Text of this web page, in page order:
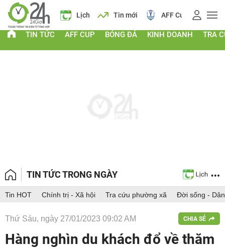
Lịch Tin mới AFF Cup Giá vàng
TIN TỨC AFF CUP BÓNG ĐÁ KINH DOANH TRA
TIN TỨC TRONG NGÀY
Tin HOT Chính trị - Xã hội Tra cứu phường xã Đời sống -
Thứ Sáu, ngày 27/01/2023 09:02 AM CHIA SẺ
Hàng nghìn du khách đổ về thăm